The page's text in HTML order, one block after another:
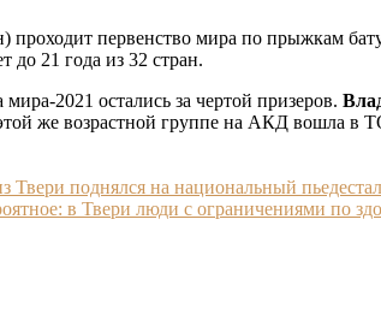
проходит первенство мира по прыжкам
до 21 года из 32 стран.
2021 остались за чертой призеров.
же возрастной группе на АКД вошла в
Твери поднялся на национальный
в Твери люди с ограничениями по